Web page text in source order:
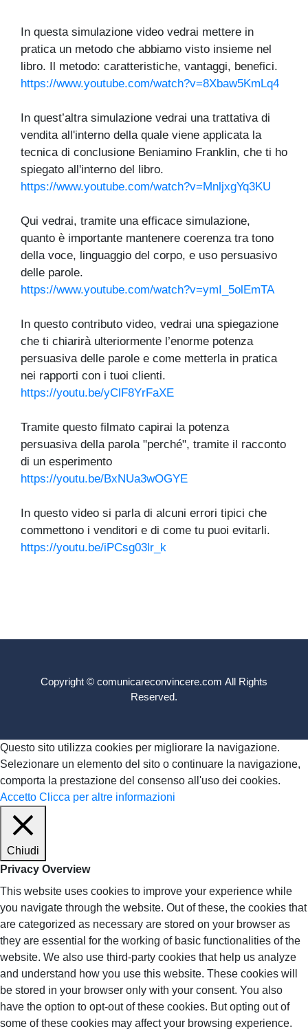
In questa simulazione video vedrai mettere in
pratica un metodo che abbiamo visto insieme nel
libro. Il metodo: caratteristiche, vantaggi, benefici.
https://www.youtube.com/watch?v=8Xbaw5KmLq4
In quest’altra simulazione vedrai una trattativa di
vendita all'interno della quale viene applicata la
tecnica di conclusione Beniamino Franklin, che ti ho
spiegato all'interno del libro.
https://www.youtube.com/watch?v=MnljxgYq3KU
Qui vedrai, tramite una efficace simulazione,
quanto è importante mantenere coerenza tra tono
della voce, linguaggio del corpo, e uso persuasivo
delle parole.
https://www.youtube.com/watch?v=ymI_5olEmTA
In questo contributo video, vedrai una spiegazione
che ti chiarirà ulteriormente l’enorme potenza
persuasiva delle parole e come metterla in pratica
nei rapporti con i tuoi clienti.
https://youtu.be/yClF8YrFaXE
Tramite questo filmato capirai la potenza
persuasiva della parola "perché", tramite il racconto
di un esperimento
https://youtu.be/BxNUa3wOGYE
In questo video si parla di alcuni errori tipici che
commettono i venditori e di come tu puoi evitarli.
https://youtu.be/iPCsg03lr_k
Copyright © comunicareconvincere.com All Rights
Reserved.
Questo sito utilizza cookies per migliorare la navigazione.
Selezionare un elemento del sito o continuare la navigazione,
comporta la prestazione del consenso all'uso dei cookies.
Accetto Clicca per altre informazioni
Chiudi
Privacy Overview
This website uses cookies to improve your experience while
you navigate through the website. Out of these, the cookies that
are categorized as necessary are stored on your browser as
they are essential for the working of basic functionalities of the
website. We also use third-party cookies that help us analyze
and understand how you use this website. These cookies will
be stored in your browser only with your consent. You also
have the option to opt-out of these cookies. But opting out of
some of these cookies may affect your browsing experience.